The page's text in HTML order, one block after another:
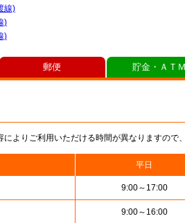
線)
)
)
よりご利用いただける時間が異なりますので
平日
9:00～17:00
9:00～16:00
郵便 貯金・ＡＴ